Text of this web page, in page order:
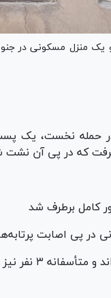
یک منزل مسکونی در
حمله نخست، یک
که در پی آن
کامل برطرف شد
در پی اصابت